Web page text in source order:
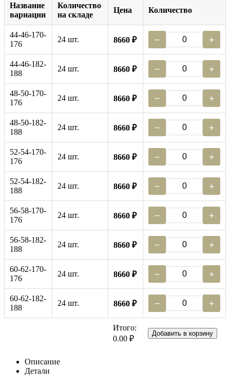
Название
вариации
Количество
на складе
Цена Количество
44-46-170-
176
24 шт. 8660 ₽ − +
44-46-182-
188
24 шт. 8660 ₽ − +
48-50-170-
176
24 шт. 8660 ₽ − +
48-50-182-
188
24 шт. 8660 ₽ − +
52-54-170-
176
24 шт. 8660 ₽ − +
52-54-182-
188
24 шт. 8660 ₽ − +
56-58-170-
176
24 шт. 8660 ₽ − +
56-58-182-
188
24 шт. 8660 ₽ − +
60-62-170-
176
24 шт. 8660 ₽ − +
60-62-182-
188
24 шт. 8660 ₽ − +
Итого:
0.00 ₽
Добавить в корзину
Описание
Детали